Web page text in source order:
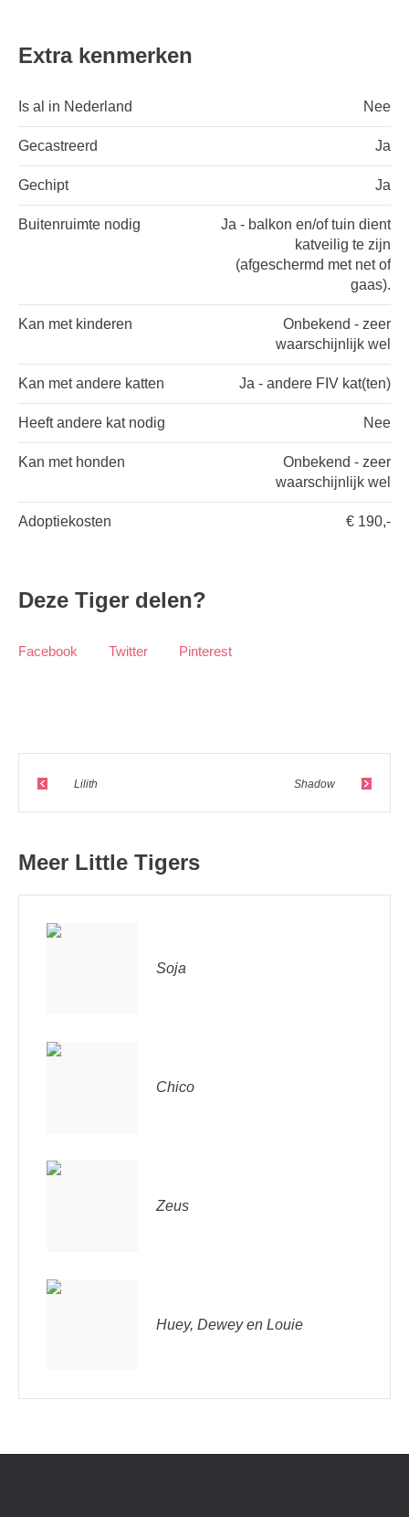
Extra kenmerken
Is al in Nederland Nee
Gecastreerd Ja
Gechipt Ja
Buitenruimte nodig
Ja - balkon en/of tuin dient
katveilig te zijn
(afgeschermd met net of
gaas).
Kan met kinderen
Onbekend - zeer
waarschijnlijk wel
Kan met andere katten Ja - andere FIV kat(ten)
Heeft andere kat nodig Nee
Kan met honden
Onbekend - zeer
waarschijnlijk wel
Adoptiekosten € 190,-
Deze Tiger delen?
Facebook Twitter Pinterest
Lilith Shadow
Meer Little Tigers
Soja
Chico
Zeus
Huey, Dewey en Louie